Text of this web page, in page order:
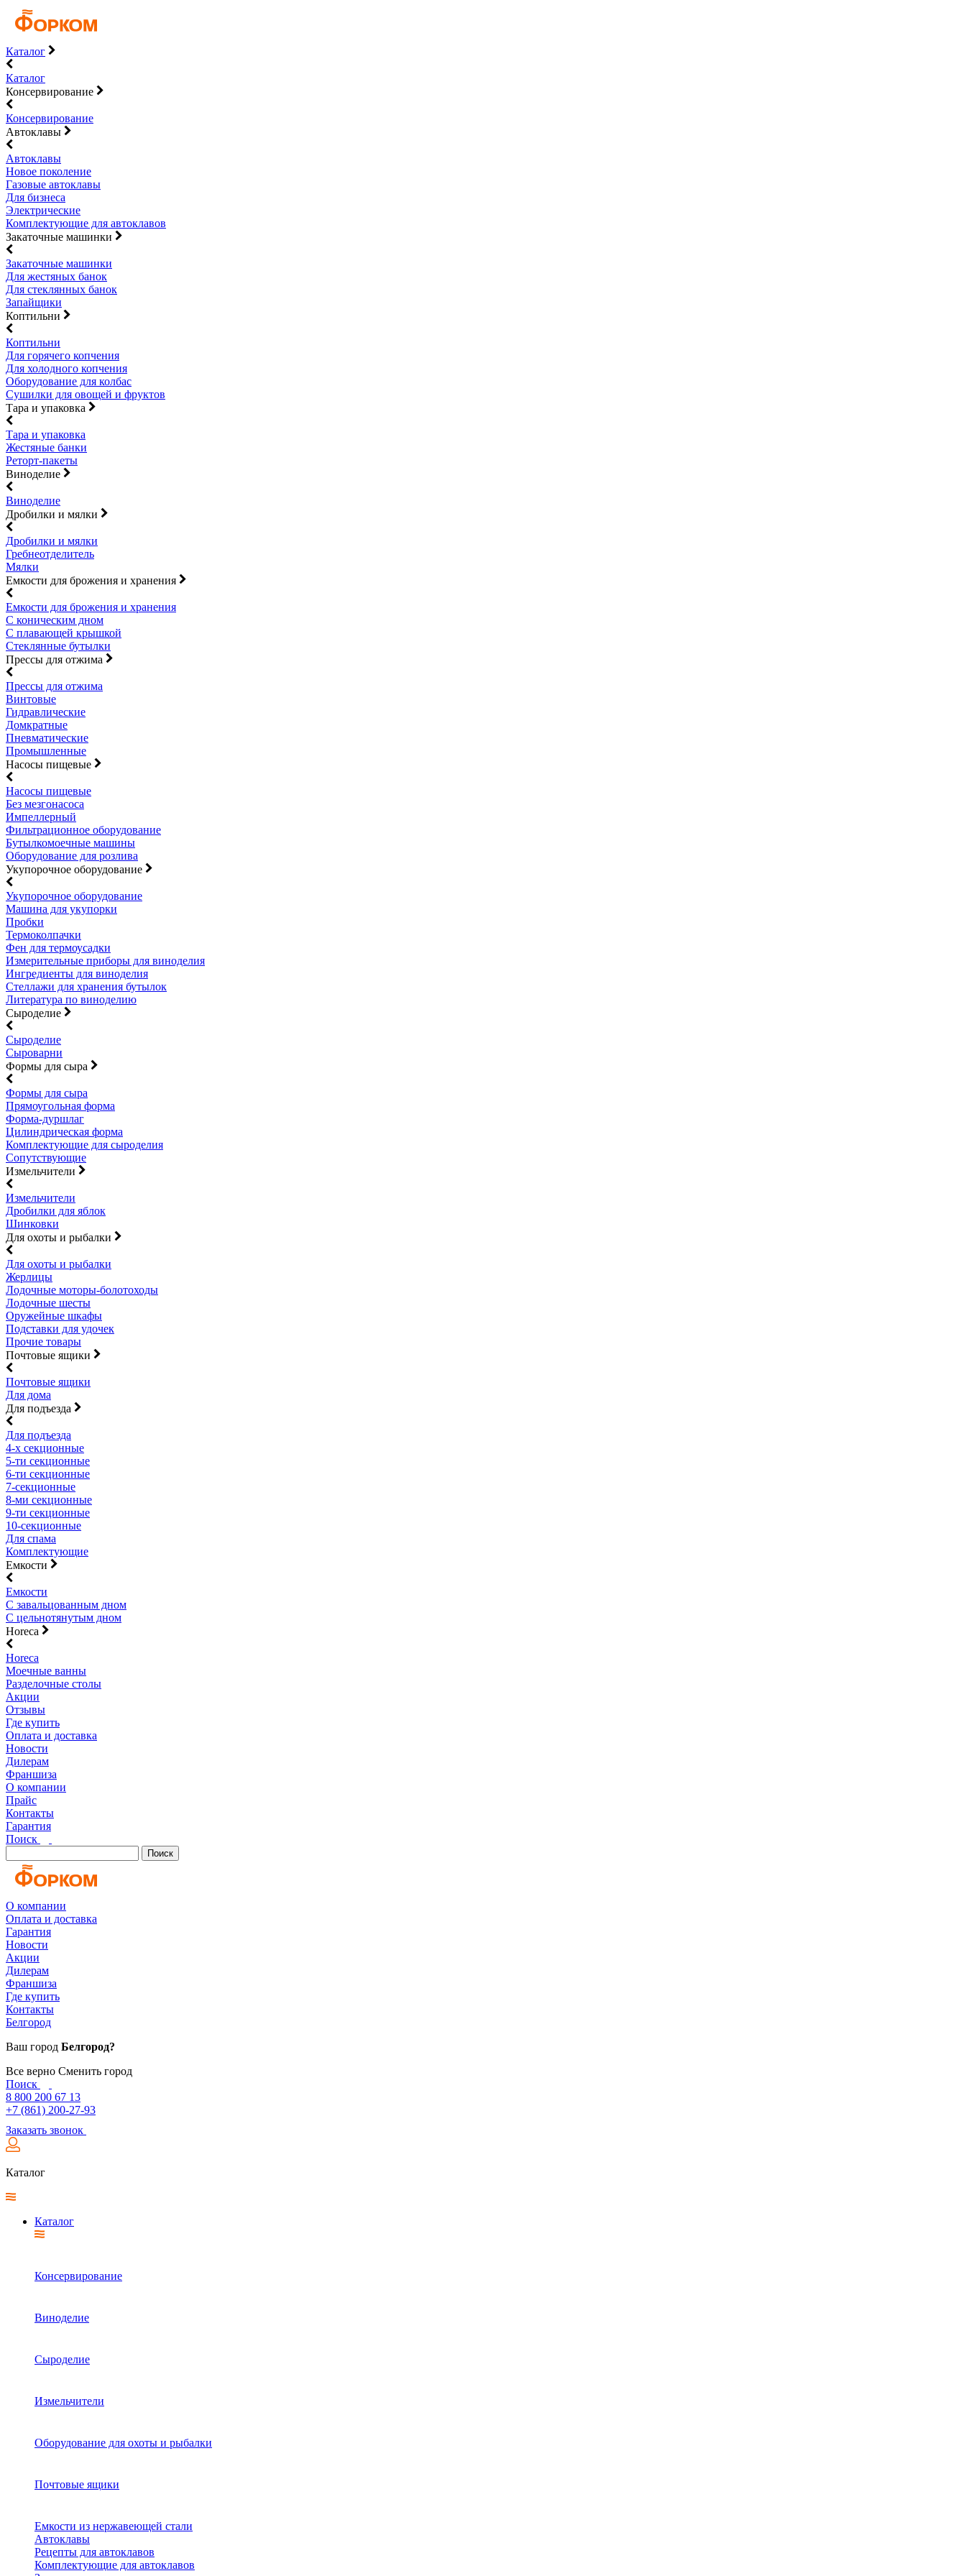
Каталог
Каталог
Консервирование
Консервирование
Автоклавы
Автоклавы
Новое поколение
Газовые автоклавы
Для бизнеса
Электрические
Комплектующие для автоклавов
Закаточные машинки
Закаточные машинки
Для жестяных банок
Для стеклянных банок
Запайщики
Коптильни
Коптильни
Для горячего копчения
Для холодного копчения
Оборудование для колбас
Сушилки для овощей и фруктов
Тара и упаковка
Тара и упаковка
Жестяные банки
Реторт-пакеты
Виноделие
Виноделие
Дробилки и мялки
Дробилки и мялки
Гребнеотделитель
Мялки
Емкости для брожения и хранения
Емкости для брожения и хранения
С коническим дном
С плавающей крышкой
Стеклянные бутылки
Прессы для отжима
Прессы для отжима
Винтовые
Гидравлические
Домкратные
Пневматические
Промышленные
Насосы пищевые
Насосы пищевые
Без мезгонасоса
Импеллерный
Фильтрационное оборудование
Бутылкомоечные машины
Оборудование для розлива
Укупорочное оборудование
Укупорочное оборудование
Машина для укупорки
Пробки
Термоколпачки
Фен для термоусадки
Измерительные приборы для виноделия
Ингредиенты для виноделия
Стеллажи для хранения бутылок
Литература по виноделию
Сыроделие
Сыроделие
Сыроварни
Формы для сыра
Формы для сыра
Прямоугольная форма
Форма-дуршлаг
Цилиндрическая форма
Комплектующие для сыроделия
Сопутствующие
Измельчители
Измельчители
Дробилки для яблок
Шинковки
Для охоты и рыбалки
Для охоты и рыбалки
Жерлицы
Лодочные моторы-болотоходы
Лодочные шесты
Оружейные шкафы
Подставки для удочек
Прочие товары
Почтовые ящики
Почтовые ящики
Для дома
Для подъезда
Для подъезда
4-х секционные
5-ти секционные
6-ти секционные
7-секционные
8-ми секционные
9-ти секционные
10-секционные
Для спама
Комплектующие
Емкости
Емкости
С завальцованным дном
С цельнотянутым дном
Horeca
Horeca
Моечные ванны
Разделочные столы
Акции
Отзывы
Где купить
Оплата и доставка
Новости
Дилерам
Франшиза
О компании
Прайс
Контакты
Гарантия
Поиск
Поиск
О компании
Оплата и доставка
Гарантия
Новости
Акции
Дилерам
Франшиза
Где купить
Контакты
Белгород
Ваш город Белгород?
Все верно Сменить город
Поиск
8 800 200 67 13
+7 (861) 200-27-93
Заказать звонок
Каталог
Каталог
Консервирование
Виноделие
Сыроделие
Измельчители
Оборудование для охоты и рыбалки
Почтовые ящики
Емкости из нержавеющей стали
Автоклавы
Рецепты для автоклавов
Комплектующие для автоклавов